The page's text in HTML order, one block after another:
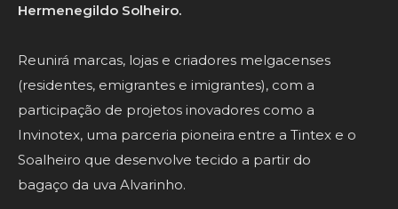
Hermenegildo Solheiro.
Reunirá marcas, lojas e criadores melgacenses
(residentes, emigrantes e imigrantes), com a
participação de projetos inovadores como a
Invinotex, uma parceria pioneira entre a Tintex e o
Soalheiro que desenvolve tecido a partir do
bagaço da uva Alvarinho.